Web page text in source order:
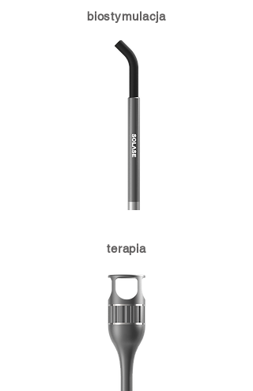
biostymulacja
terapia